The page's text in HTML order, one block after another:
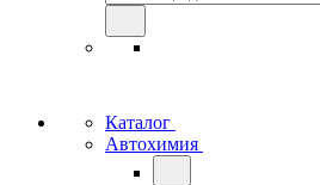
Каталог
Автохимия